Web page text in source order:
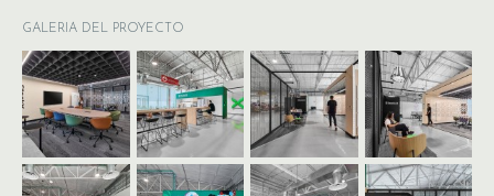
GALERIA DEL PROYECTO